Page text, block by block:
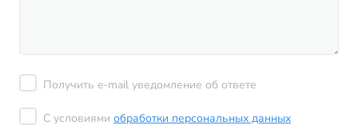
Получить e-mail уведомление об ответе
С условиями обработки персональных данных